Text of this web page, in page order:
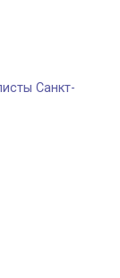
Санкт-